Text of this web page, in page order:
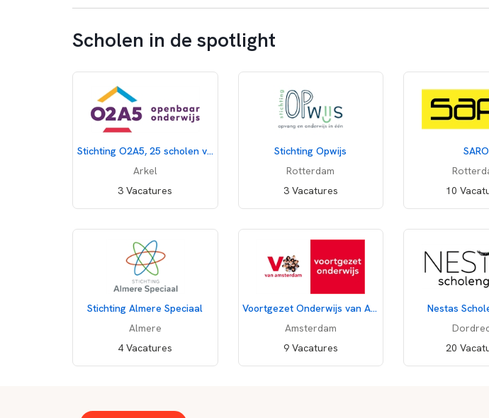
Scholen in de spotlight
Stichting O2A5, 25 scholen voor openbaar onderwijs
Arkel
3 Vacatures
Stichting Opwijs
Rotterdam
3 Vacatures
SARO
10
Stichting Almere Speciaal
Almere
4 Vacatures
Voortgezet Onderwijs van Amsterdam
Amsterdam
9 Vacatures
Nestas
20